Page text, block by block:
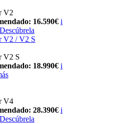
V2
16.590€ i
Descúbrela
V2 / V2 S
V2 S
18.990€ i
V4
28.390€ i
Descúbrela